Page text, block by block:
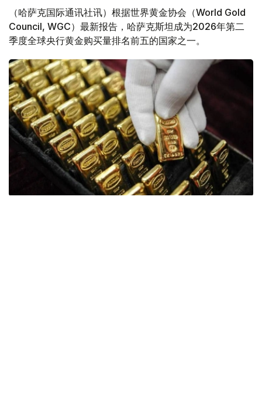
（哈萨克国际通讯社讯）根据世界黄金协会（World Gold
Council, WGC）最新报告，哈萨克斯坦成为2026年第二
季度全球央行黄金购买量排名前五的国家之一。